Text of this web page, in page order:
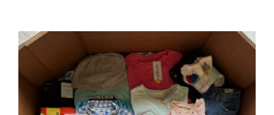
200 piezas para caballeros